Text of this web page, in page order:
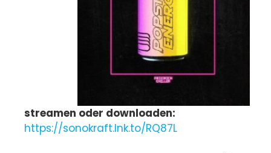
streamen oder downloaden:
https://sonokraft.lnk.to/RQ87L